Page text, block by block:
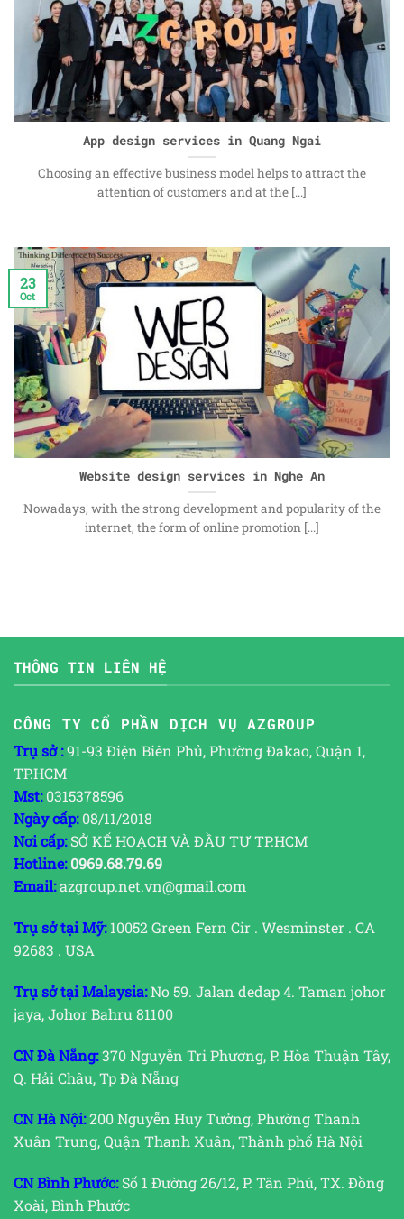
App design services in Quang Ngai
Choosing an effective business model helps to attract the
attention of customers and at the [...]
Website design services in Nghe An
Nowadays, with the strong development and popularity of the
internet, the form of online promotion [...]
23
Oct
THÔNG TIN LIÊN HỆ
CÔNG TY CỔ PHẦN DỊCH VỤ AZGROUP
Trụ sở :91-93 Điện Biên Phủ, Phường Đakao, Quận 1,
TP.HCM
Mst:0315378596
Ngày cấp:08/11/2018
Nơi cấp:SỞ KẾ HOẠCH VÀ ĐẦU TƯ TP.HCM
Hotline: 0969.68.79.69
Email:azgroup.net.vn@gmail.com
Trụ sở tại Mỹ:10052 Green Fern Cir . Wesminster . CA
92683 . USA
Trụ sở tại Malaysia:No 59. Jalan dedap 4. Taman johor
jaya, Johor Bahru 81100
CN Đà Nẵng:370 Nguyễn Tri Phương, P. Hòa Thuận Tây,
Q. Hải Châu, Tp Đà Nẵng
CN Hà Nội:200 Nguyễn Huy Tưởng, Phường Thanh
Xuân Trung, Quận Thanh Xuân, Thành phố Hà Nội
CN Bình Phước:Số 1 Đường 26/12, P. Tân Phú, TX. Đồng
Xoài, Bình Phước